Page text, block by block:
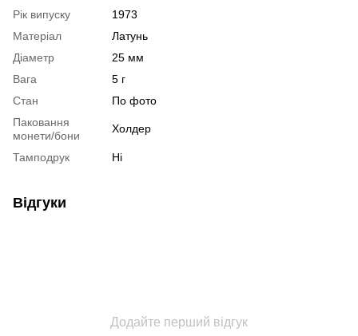
Рік випуску
1973
Матеріал
Латунь
Діаметр
25 мм
Вага
5 г
Стан
По фото
Паковання
монети/бони
Холдер
Тамподрук Ні
Відгуки
Додайте перший відгук